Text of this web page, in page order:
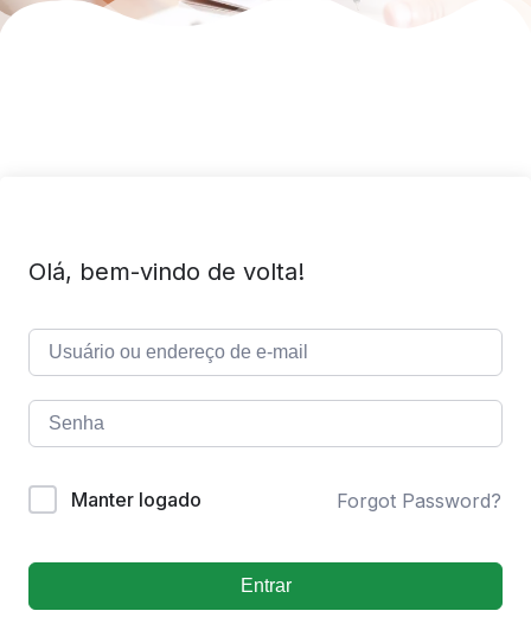
Olá, bem-vindo de volta!
Manter logado Forgot Password?
Entrar